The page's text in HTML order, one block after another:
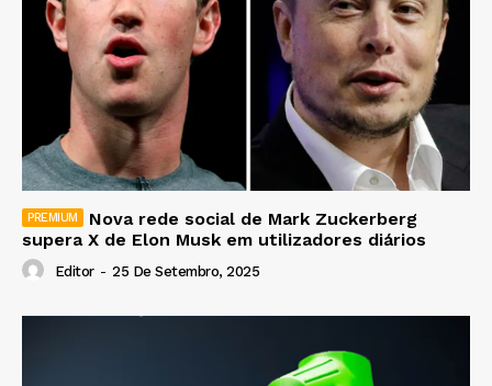
Nova rede social de Mark Zuckerberg
supera X de Elon Musk em utilizadores diários
Editor - 25 De Setembro, 2025